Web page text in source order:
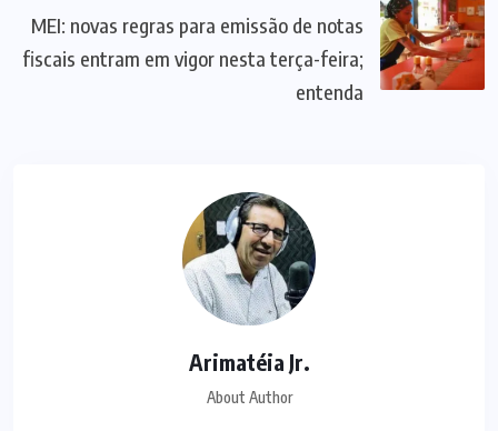
MEI: novas regras para emissão de notas
fiscais entram em vigor nesta terça-feira;
entenda
Arimatéia Jr.
About Author